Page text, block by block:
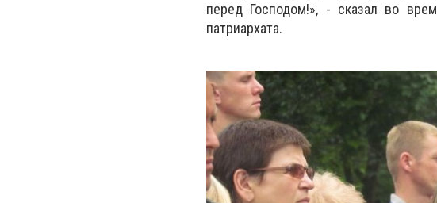
перед Господом!», - сказал во
патриархата.